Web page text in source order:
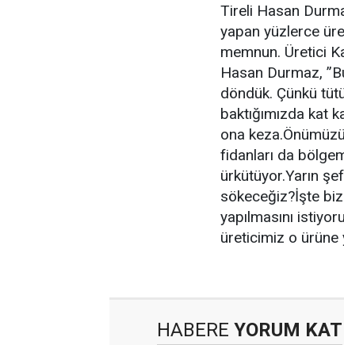
Tireli Hasan
yapan yüzlerce
memnun. Üretici
Hasan Durmaz,
döndük. Çünkü
baktığımızda kat
ona
fidanları da
ürkütüyor.Yarın
sökeceğiz?İşte
yapılmasını
üreticimiz o ürüne
HABERE YORUM KAT